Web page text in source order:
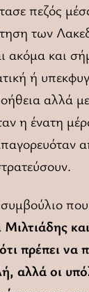
πεζός
των
ακόμα και
ή
αλλά
η ένατη
που
Μιλτιάδης
πρέπει να
αλλά οι